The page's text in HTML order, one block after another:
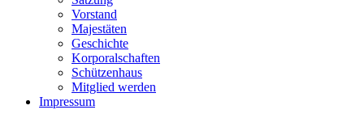
Vorstand
Majestäten
Geschichte
Korporalschaften
Schützenhaus
Mitglied werden
Impressum